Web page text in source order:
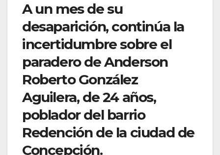
A un mes de su
desaparición, continúa la
incertidumbre sobre el
paradero deAnderson
Roberto González
Aguilera, de 24 años,
poblador del barrio
Redención de la ciudad de
Concepción.